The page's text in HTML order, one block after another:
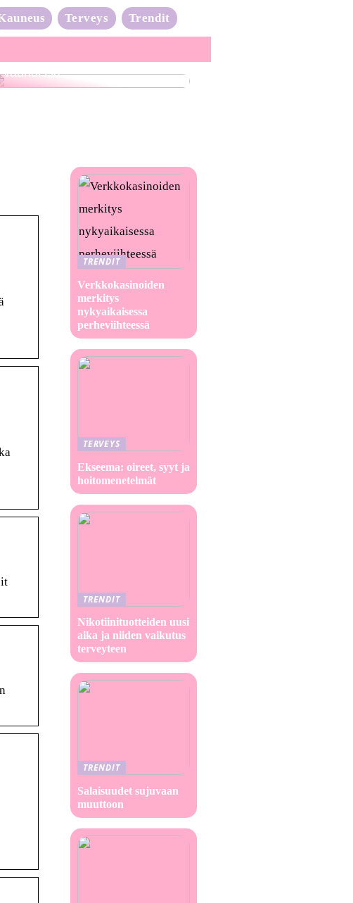
Terveys Trendit
Neulonta-aalto on täydessä
vauhdissa
TRENDIT
Verkkokasinoiden
merkitys
nykyaikaisessa
perheviihteessä
TERVEYS
Ekseema: oireet, syyt ja
hoitomenetelmät
TRENDIT
Nikotiinituotteiden uusi
aika ja niiden vaikutus
terveyteen
TRENDIT
Salaisuudet sujuvaan
muuttoon